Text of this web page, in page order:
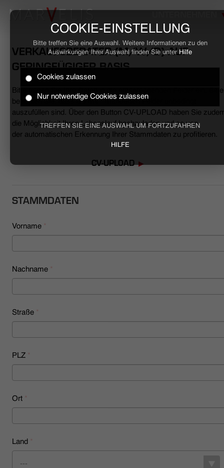
COOKIE-EINSTELLUNG
Bitte treffen Sie eine Auswahl. Weitere Informationen zu den
Auswirkungen Ihrer Auswahl finden Sie unter Hilfe
Cookies zulassen
Nur notwendige Cookies zulassen
TREFFEN SIE EINE AUSWAHL UM FORTZUFAHREN
HILFE
HOME
BUSINESS
CASUAL
HÄNDLERSUCHE
VERKAUFSBERATER (M/W/D) AUF
GERINGFÜGIGER BASIS
Bitte tragen Sie Ihre Daten in die entsprechenden Felder ein. Bitte
beachten Sie, dass die mit * markierten Felder unbedingt
auszufüllen sind. Über den Button CV-UPLOAD haben Sie
die Möglichkeit Ihren Lebenslauf hochzuladen und so von
der automatischen Erkennung Ihrer Stammdaten zu profitieren.
CV-UPLOAD
STAMMDATEN
Vorname *
Nachname *
Straße *
PLZ *
Ort *
Land *
---